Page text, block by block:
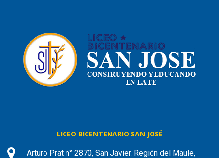
LICEO BICENTENARIO SAN JOSÉ
Arturo Prat n° 2870, San Javier, Región del Maule,